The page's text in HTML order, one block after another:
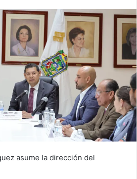
asume la dirección del